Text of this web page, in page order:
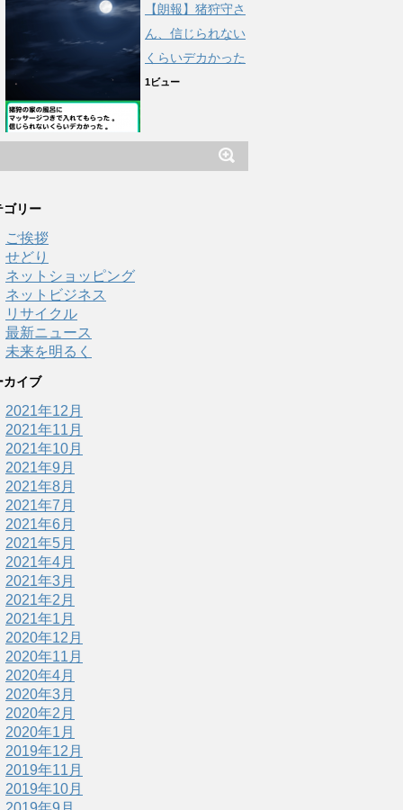
【朗報】猪狩守さ
ん、信じられない
くらいデカかった
1ビュー
ゴリー
ご挨拶
せどり
ネットショッピング
ネットビジネス
リサイクル
最新ニュース
未来を明るく
カイブ
2021年12月
2021年11月
2021年10月
2021年9月
2021年8月
2021年7月
2021年6月
2021年5月
2021年4月
2021年3月
2021年2月
2021年1月
2020年12月
2020年11月
2020年4月
2020年3月
2020年2月
2020年1月
2019年12月
2019年11月
2019年10月